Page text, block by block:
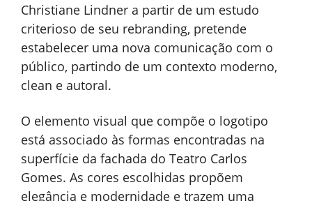
Christiane Lindner a partir de um estudo
criterioso de seu rebranding, pretende
estabelecer uma nova comunicação com o
público, partindo de um contexto moderno,
clean e autoral.
O elemento visual que compõe o logotipo
está associado às formas encontradas na
superfície da fachada do Teatro Carlos
Gomes. As cores escolhidas propõem
elegância e modernidade e trazem uma